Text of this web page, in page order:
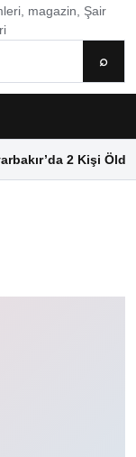
magazin, Şair
⌕
2 Kişi Öldü